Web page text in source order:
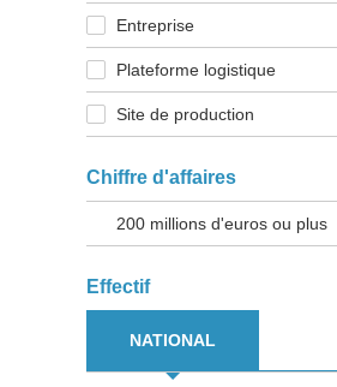
Entreprise
Plateforme logistique
Site de production
Chiffre d'affaires
200 millions d'euros ou plus
Effectif
NATIONAL